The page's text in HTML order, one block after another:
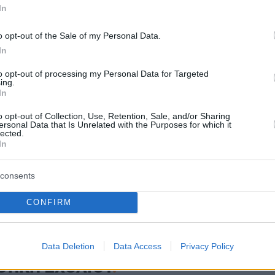
opt-out of the Sale of my Personal Data.
opt-out of processing my Personal Data for Targeted
opt-out of Collection, Use, Retention, Sale, and/or Sharing
Data that Is Unrelated with the Purposes for which it
CONFIRM
Data Deletion Data Access Privacy Policy
protothema.gr στο Google News
Ειδήσειςαπό την Ελλάδα και τον Κόσμο, τη
(1) ΠΡΟΣΘΗΚΗ ΣΧΟΛΙΟΥ
ΣΧΟΛΙΟΥ